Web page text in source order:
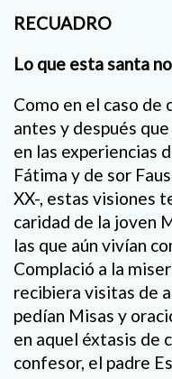
RECUADRO
Lo que esta santa
Como en el caso
antes y después
en las experiencias
Fátima y de sor
XX-, estas visiones
caridad de la joven
las que aún vivían
Complació a la
recibiera visitas de
pedían Misas y
en aquel éxtasis de
confesor, el padre